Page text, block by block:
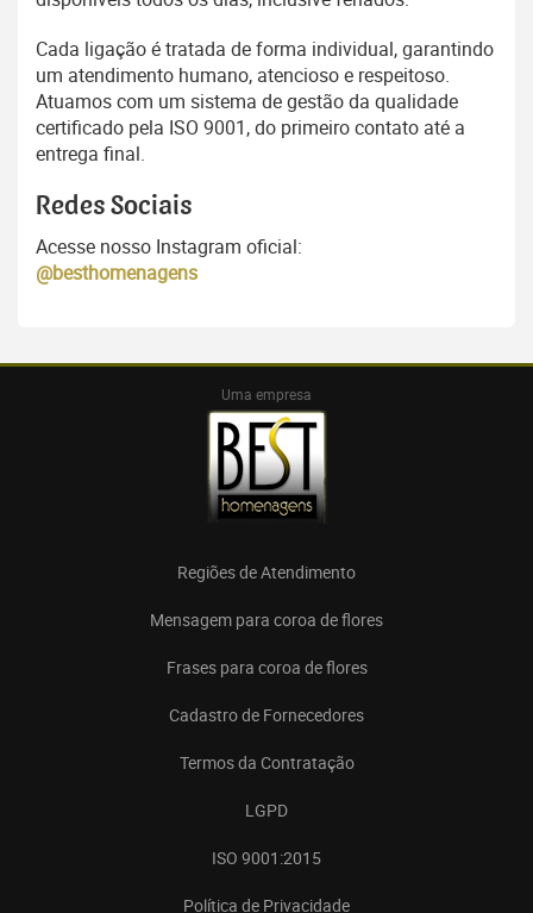
Cada ligação é tratada de forma individual, garantindo
um atendimento humano, atencioso e respeitoso.
Atuamos com um sistema de gestão da qualidade
certificado pela ISO 9001, do primeiro contato até a
entrega final.
Redes Sociais
Acesse nosso Instagram oficial:
@besthomenagens
Uma empresa
Regiões de Atendimento
Mensagem para coroa de flores
Frases para coroa de flores
Cadastro de Fornecedores
Termos da Contratação
LGPD
ISO 9001:2015
Política de Privacidade